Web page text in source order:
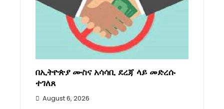
በኢትዮጵያ ሙስና አሳሳቢ ደረጃ ላይ መድረሱ
ተገለጸ
August 6, 2026